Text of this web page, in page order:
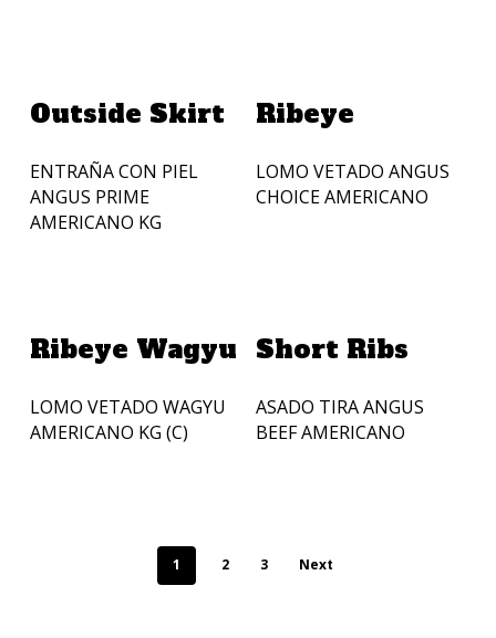
Outside Skirt
ENTRAÑA CON PIEL
ANGUS PRIME
AMERICANO KG
Ribeye
LOMO VETADO ANGUS
CHOICE AMERICANO
Ribeye Wagyu
LOMO VETADO WAGYU
AMERICANO KG (C)
Short Ribs
ASADO TIRA ANGUS
BEEF AMERICANO
1 2 3 Next